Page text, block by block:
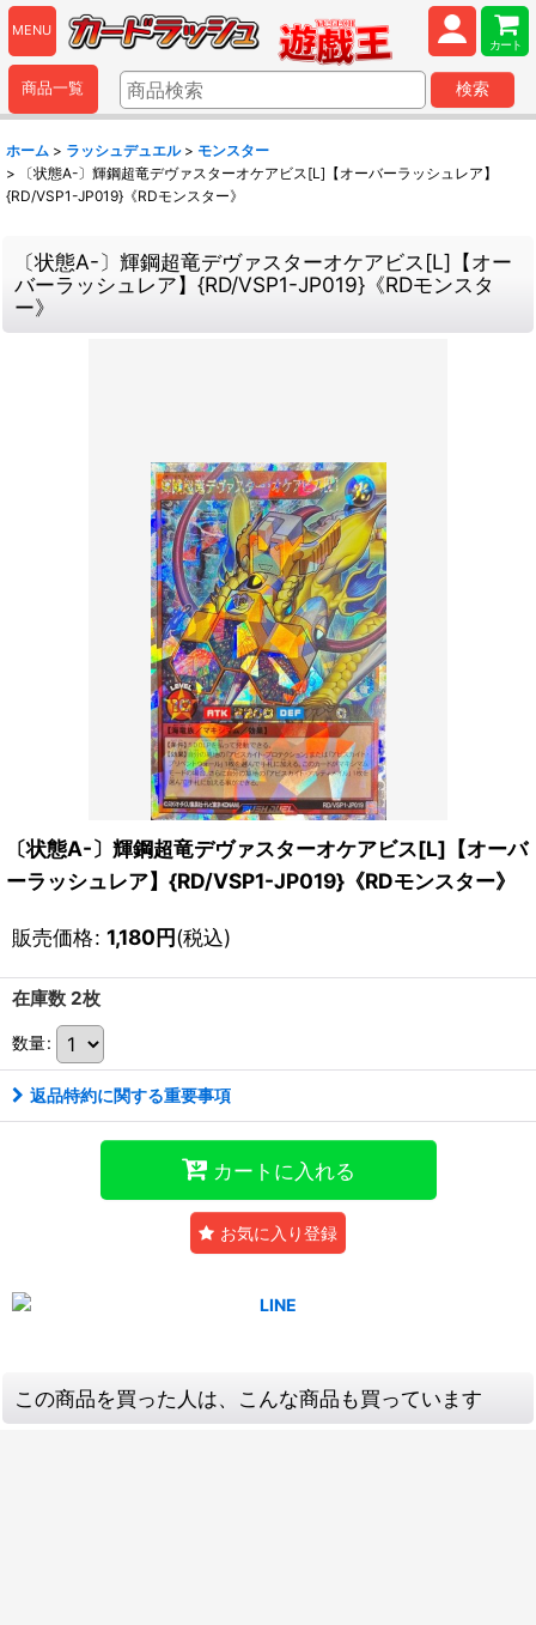
MENU
カート
商品一覧 検索
ホーム > ラッシュデュエル > モンスター
>
〔状態A-〕輝鋼超竜デヴァスターオケアビス[L]【オーバーラッシュレア】
{RD/VSP1-JP019}《RDモンスター》
〔状態A-〕輝鋼超竜デヴァスターオケアビス[L]【オー
バーラッシュレア】{RD/VSP1-JP019}《RDモンスタ
ー》
〔状態A-〕輝鋼超竜デヴァスターオケアビス[L]【オーバ
ーラッシュレア】{RD/VSP1-JP019}《RDモンスター》
販売価格: 1,180円(税込)
在庫数 2枚
数量:
返品特約に関する重要事項
カートに入れる
お気に入り登録
この商品を買った人は、こんな商品も買っています